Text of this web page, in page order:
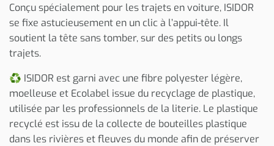
Conçu spécialement pour les trajets en voiture, ISIDOR
se fixe astucieusement en un clic à l’appui-tête. Il
soutient la tête sans tomber, sur des petits ou longs
trajets.
♻️ ISIDOR est garni avec une fibre polyester légère,
moelleuse et Ecolabel issue du recyclage de plastique,
utilisée par les professionnels de la literie. Le plastique
recyclé est issu de la collecte de bouteilles plastique
dans les rivières et fleuves du monde afin de préserver